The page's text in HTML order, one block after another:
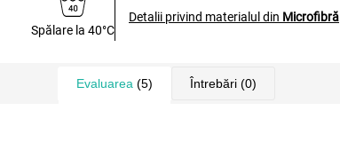
Spălare la 40°C
Detalii privind materialul din Microfibră
Evaluarea (5) Întrebări (0)